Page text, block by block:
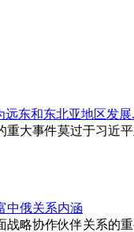
远东和东北亚地区发展
重大事件莫过于习近
中俄关系内涵
战略协作伙伴关系的